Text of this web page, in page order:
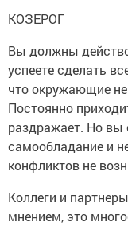
КОЗЕРОГ
Вы должны
успеете сделать
что окружающие
Постоянно
раздражает. Но вы
самообладание и
конфликтов не
Коллеги и
мнением, это